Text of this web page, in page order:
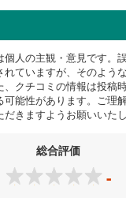
人の主観・意見です。
れていますが、そのよう
、クチコミの情報は投稿
能性があります。ご理
きますようお願いいたし
総合評価
-